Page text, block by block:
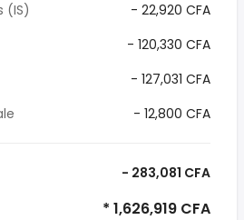
(IS)
- 22,920 CFA
- 120,330 CFA
- 127,031 CFA
- 12,800 CFA
- 283,081 CFA
* 1,626,919 CFA